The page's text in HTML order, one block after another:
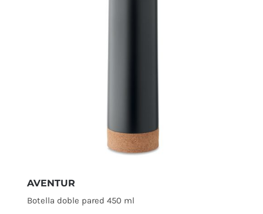
AVENTUR
Botella doble pared 450 ml